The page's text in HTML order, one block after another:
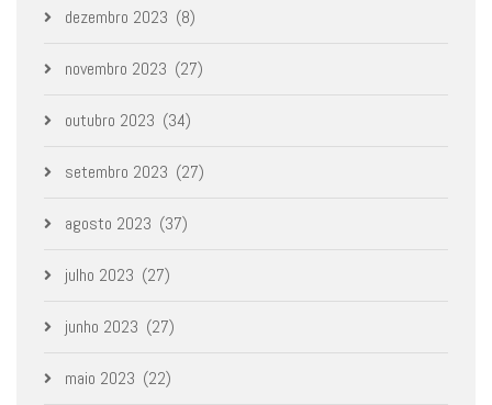
dezembro 2023 (8)
novembro 2023 (27)
outubro 2023 (34)
setembro 2023 (27)
agosto 2023 (37)
julho 2023 (27)
junho 2023 (27)
maio 2023 (22)